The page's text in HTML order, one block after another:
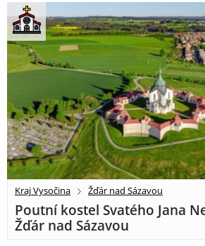
Kraj Vysočina Žďár nad Sázavou
Poutní kostel Svatého Jana
Žďár nad Sázavou